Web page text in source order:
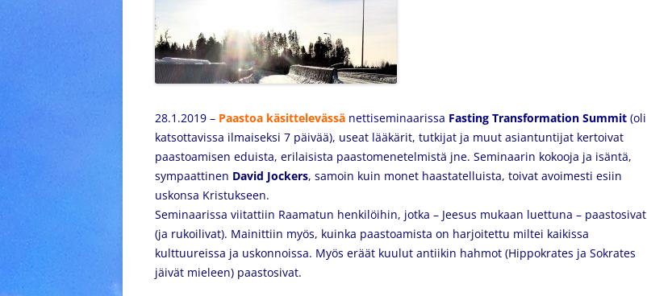
28.1.2019 – Paastoa käsittelevässä nettiseminaarissa Fasting Transformation Summit (oli
katsottavissa ilmaiseksi 7 päivää), useat lääkärit, tutkijat ja muut asiantuntijat kertoivat
paastoamisen eduista, erilaisista paastomenetelmistä jne. Seminaarin kokooja ja isäntä,
sympaattinen David Jockers, samoin kuin monet haastatelluista, toivat avoimesti esiin
uskonsa Kristukseen.
Seminaarissa viitattiin Raamatun henkilöihin, jotka – Jeesus mukaan luettuna – paastosivat
(ja rukoilivat). Mainittiin myös, kuinka paastoamista on harjoitettu miltei kaikissa
kulttuureissa ja uskonnoissa. Myös eräät kuulut antiikin hahmot (Hippokrates ja Sokrates
jäivät mieleen) paastosivat.